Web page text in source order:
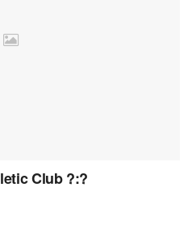
Club ?:?